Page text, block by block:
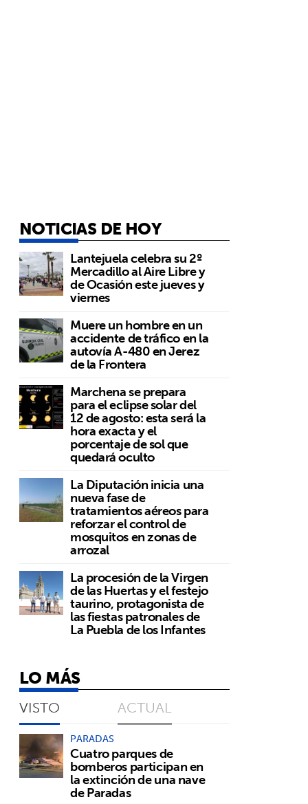
NOTICIAS DE HOY
Lantejuela celebra su 2º
Mercadillo al Aire Libre y
de Ocasión este jueves y
viernes
Muere un hombre en un
accidente de tráfico en la
autovía A-480 en Jerez
de la Frontera
Marchena se prepara
para el eclipse solar del
12 de agosto: esta será la
hora exacta y el
porcentaje de sol que
quedará oculto
La Diputación inicia una
nueva fase de
tratamientos aéreos para
reforzar el control de
mosquitos en zonas de
arrozal
La procesión de la Virgen
de las Huertas y el festejo
taurino, protagonista de
las fiestas patronales de
La Puebla de los Infantes
LO MÁS
VISTO ACTUAL
PARADAS
Cuatro parques de
bomberos participan en
la extinción de una nave
de Paradas